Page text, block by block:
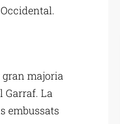
gran majoria
Garraf. La
embussats